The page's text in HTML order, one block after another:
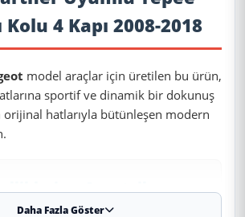
Kolu 4 Kapı 2008-2018
model araçlar için üretilen bu ürün,
sportif ve dinamik bir dokunuş
orijinal hatlarıyla bütünleşen modern
ve Avantajları
Daha Fazla Göster